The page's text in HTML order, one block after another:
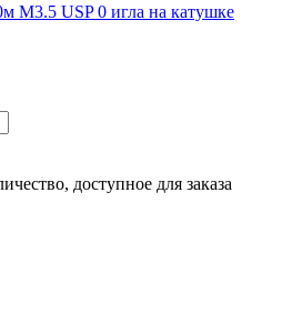
М3.5 USP 0 игла на катушке
доступное для заказа